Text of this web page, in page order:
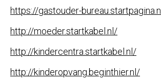
https://gastouder-bureau.startpagina.nl
http://moeder.startkabel.nl/
http://kindercentra.startkabel.nl/
http://kinderopvang.beginthier.nl/